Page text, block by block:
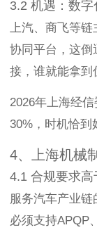
3.2 机遇：数
上汽、商飞等链
协同平台，这倒
接，谁就能拿到
2026年上海经
30%，时机恰到
4、上海机械
4.1 合规要求
服务汽车产业链
必须支持APQP